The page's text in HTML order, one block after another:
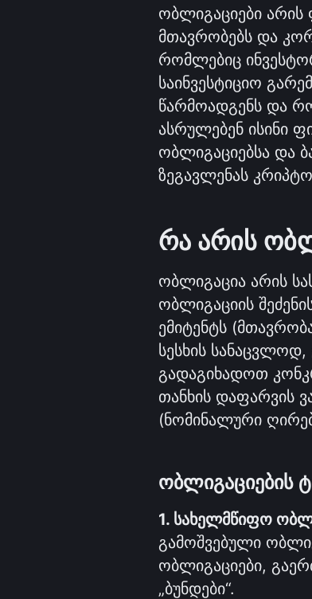
ობლიგაციები არის
მთავრობებს და
რომლებიც
საინვესტიციო
წარმოადგენს და
ასრულებენ ისინი
ობლიგაციებსა და
ზეგავლენას
რა არის
ობლიგაცია არის
ობლიგაციის
ემიტენტს
სესხის
გადაგიხადოთ
თანხის დაფარვის
(ნომინალური
ობლიგაციების
1. სახელმწიფო
გამოშვებული
ობლიგაციები,
„ბუნდები“.